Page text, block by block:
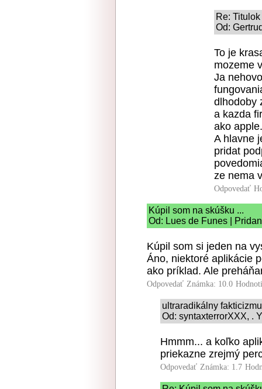
Re: Titulok
Od:
To je
mozeme
Ja
dlhodoby
a kazda
ako apple.
A hlavne
pridat
ze nema
Odpovedať
Kúpil som na skúšku ...
Od: Lues de Funes |
Kúpil som si jeden na
Áno, niektoré aplikácie
ako príklad. Ale
Odpovedať Známka: 10.0
ultraradikálny
Od: syntaxterrorXXX, .
Hmmm... a koľko
priekazne zrejmý
Odpovedať Známka: 1.7